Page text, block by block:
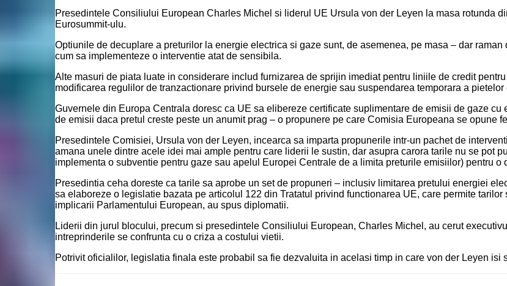
Presedintele Consiliului European Charles Michel si liderul UE Ursula von der Leyen la masa rotunda
Eurosummit-ulu.
Optiunile de decuplare a preturilor la energie electrica si gaze sunt, de asemenea, pe masa – dar
cum sa implementeze o interventie atat de sensibila.
Alte masuri de piata luate in considerare includ furnizarea de sprijin imediat pentru liniile de credit
modificarea regulilor de tranzactionare privind bursele de energie sau suspendarea temporara a
Guvernele din Europa Centrala doresc ca UE sa elibereze certificate suplimentare de emisii de gaze
de emisii daca pretul creste peste un anumit prag – o propunere pe care Comisia Europeana se opune
Presedintele Comisiei, Ursula von der Leyen, incearca sa imparta propunerile intr-un pachet de
amana unele dintre acele idei mai ample pentru care liderii le sustin, dar asupra carora tarile nu se pot
implementa o subventie pentru gaze sau apelul Europei Centrale de a limita preturile emisiilor) pentru o
Presedintia ceha doreste ca tarile sa aprobe un set de propuneri – inclusiv limitarea pretului energiei
sa elaboreze o legislatie bazata pe articolul 122 din Tratatul privind functionarea UE, care permite
implicarii Parlamentului European, au spus diplomatii.
Liderii din jurul blocului, precum si presedintele Consiliului European, Charles Michel, au cerut
intreprinderile se confrunta cu o criza a costului vietii.
Potrivit oficialilor, legislatia finala este probabil sa fie dezvaluita in acelasi timp in care von der Leyen